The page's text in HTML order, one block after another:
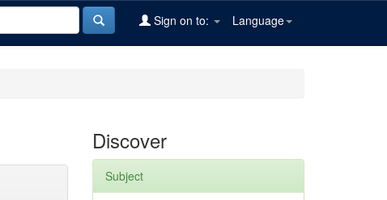
Language
Sign on to:
Discover
Subject